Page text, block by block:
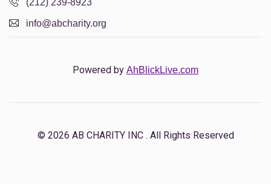
(212) 239-8923
info@abcharity.org
Powered by AhBlickLive.com
© 2026 AB CHARITY INC . All Rights Reserved